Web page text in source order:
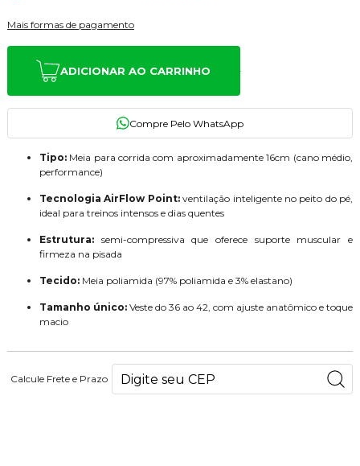
Mais formas de pagamento
ADICIONAR AO CARRINHO
Tipo:Meia para corrida com aproximadamente 16cm (cano médio,
performance)
Tecnologia AirFlow Point:ventilação inteligente no peito do pé,
ideal para treinos intensos e dias quentes
Estrutura:semi-compressiva que oferece suporte muscular e
firmeza na pisada
Tecido:Meia poliamida (97% poliamida e 3% elastano)
Tamanho único:Veste do 36 ao 42, com ajuste anatômico e toque
macio
Calcule Frete e Prazo